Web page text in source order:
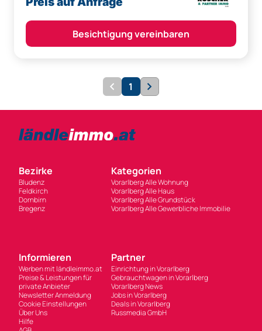
Besichtigung vereinbaren
1
Bezirke
Bludenz
Feldkirch
Dornbirn
Bregenz
Kategorien
Vorarlberg Alle Wohnung
Vorarlberg Alle Haus
Vorarlberg Alle Grundstück
Vorarlberg Alle Gewerbliche Immobilie
Informieren
Werben mit ländleimmo.at
Preise & Leistungen für
private Anbieter
Newsletter Anmeldung
Cookie Einstellungen
Über Uns
Hilfe
Partner
Einrichtung in Vorarlberg
Gebrauchtwagen in Vorarlberg
Vorarlberg News
Jobs in Vorarlberg
Deals in Vorarlberg
Russmedia GmbH